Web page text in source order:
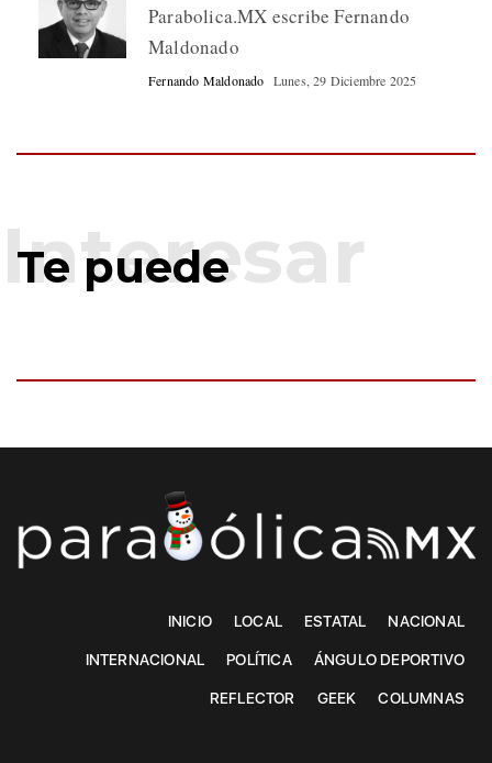
Parabolica.MX escribe Fernando
Maldonado
Fernando Maldonado Lunes, 29 Diciembre 2025
Te puede
INICIO LOCAL ESTATAL NACIONAL
INTERNACIONAL POLÍTICA ÁNGULO DEPORTIVO
REFLECTOR GEEK COLUMNAS